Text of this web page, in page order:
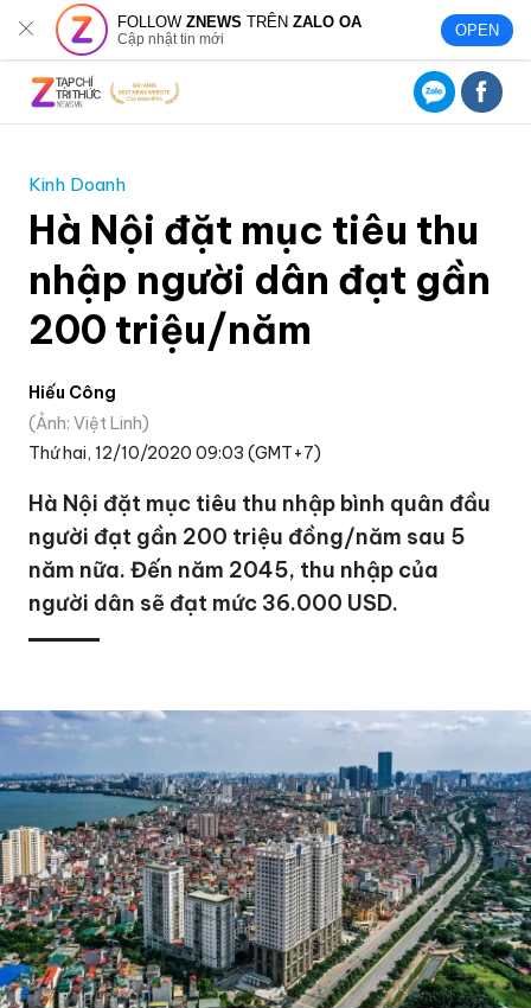
FOLLOWZNEWS TRÊNZALO OA
Cập nhật tin mới OPEN
Kinh Doanh
Hà Nội đặt mục tiêu thu
nhập người dân đạt gần
200 triệu/năm
Hiếu Công
Ảnh: Việt Linh
Thứ hai, 12/10/2020 09:03 (GMT+7)
Hà Nội đặt mục tiêu thu nhập bình quân đầu
người đạt gần 200 triệu đồng/năm sau 5
năm nữa. Đến năm 2045, thu nhập của
người dân sẽ đạt mức 36.000 USD.